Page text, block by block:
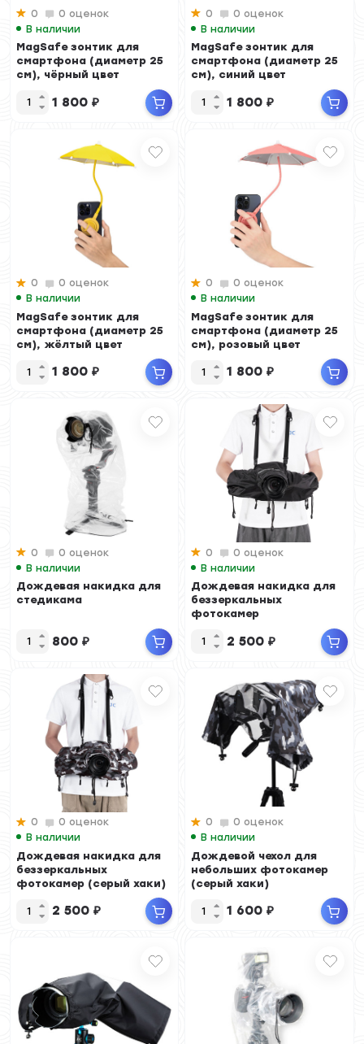
0
0 оценок
В наличии
MagSafe зонтик для
смартфона (диаметр 25
см), чёрный цвет
1 800 ₽
0
0 оценок
В наличии
MagSafe зонтик для
смартфона (диаметр 25
см), синий цвет
1 800 ₽
0
0 оценок
В наличии
MagSafe зонтик для
смартфона (диаметр 25
см), жёлтый цвет
1 800 ₽
0
0 оценок
В наличии
MagSafe зонтик для
смартфона (диаметр 25
см), розовый цвет
1 800 ₽
0
0 оценок
В наличии
Дождевая накидка для
стедикама
800 ₽
0
0 оценок
В наличии
Дождевая накидка для
беззеркальных
фотокамер
2 500 ₽
0
0 оценок
В наличии
Дождевая накидка для
беззеркальных
фотокамер (серый хаки)
2 500 ₽
0
0 оценок
В наличии
Дождевой чехол для
небольших фотокамер
(серый хаки)
1 600 ₽